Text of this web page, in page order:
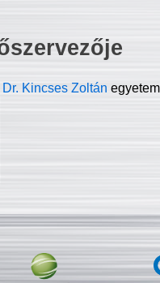
Dr. Kincses Zoltán